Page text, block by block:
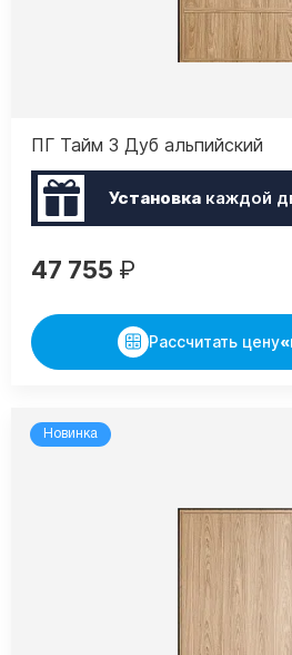
ПГ Тайм 3 Дуб альпийский
Установкакаждой
47 755 ₽
Рассчитать цену
Новинка